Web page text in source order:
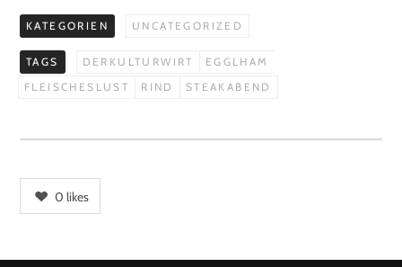
KATEGORIEN UNCATEGORIZED
TAGS DERKULTURWIRT
EGGLHAM
FLEISCHESLUST
RIND STEAKABEND
0 likes